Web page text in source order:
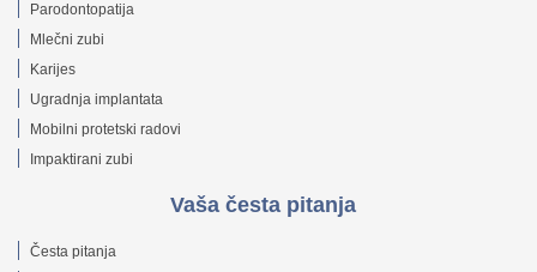
Parodontopatija
Mlečni zubi
Karijes
Ugradnja implantata
Mobilni protetski radovi
Impaktirani zubi
Vaša česta pitanja
Česta pitanja